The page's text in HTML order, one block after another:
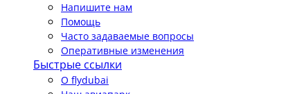
Напишите нам
Помощь
Часто задаваемые вопросы
Оперативные изменения
Быстрые ссылки
О flydubai